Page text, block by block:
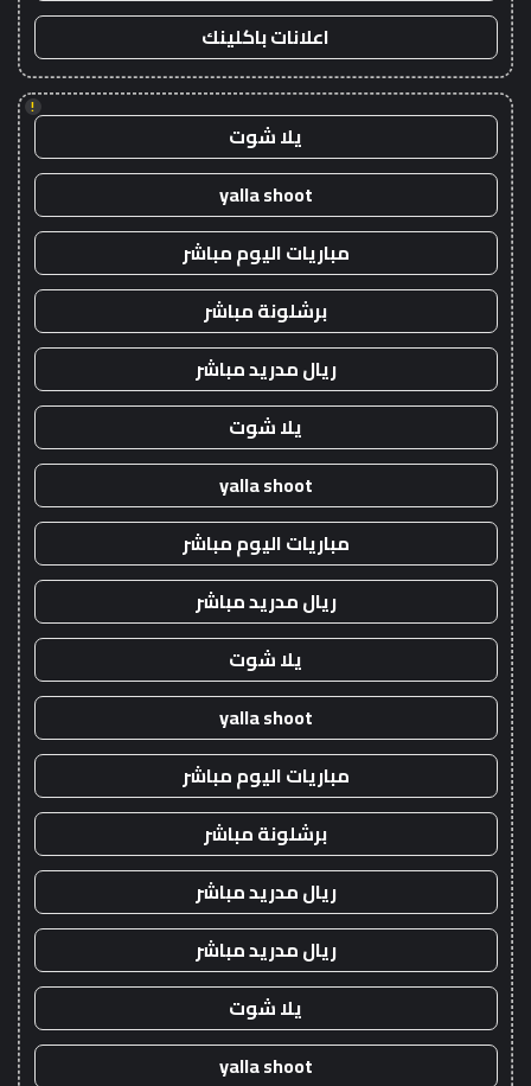
اعلانات باكلينك
!
يلا شوت
yalla shoot
مباريات اليوم مباشر
برشلونة مباشر
ريال مدريد مباشر
يلا شوت
yalla shoot
مباريات اليوم مباشر
ريال مدريد مباشر
يلا شوت
yalla shoot
مباريات اليوم مباشر
برشلونة مباشر
ريال مدريد مباشر
ريال مدريد مباشر
يلا شوت
yalla shoot